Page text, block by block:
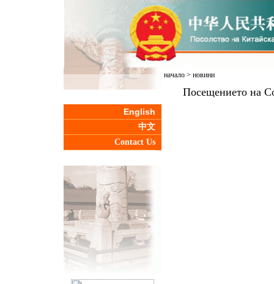
English
中文
Contact Us
начало> новини
Посещението на